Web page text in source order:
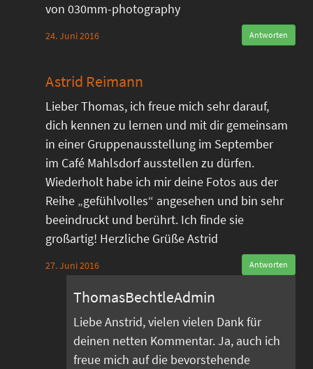
von 030mm-photography
24. Juni 2016 Antworten
Astrid Reimann
Lieber Thomas, ich freue mich sehr darauf,
dich kennen zu lernen und mit dir gemeinsam
in einer Gruppenausstellung im September
im Café Mahlsdorf ausstellen zu dürfen.
Wiederholt habe ich mir deine Fotos aus der
Reihe „gefühlvolles“ angesehen und bin sehr
beeindruckt und berührt. Ich finde sie
großartig! Herzliche Grüße Astrid
27. Juni 2016 Antworten
ThomasBechtleAdmin
Liebe Anstrid, vielen vielen Dank für
deinen netten Kommentar. Ja, auch ich
freue mich auf die bevorstehende